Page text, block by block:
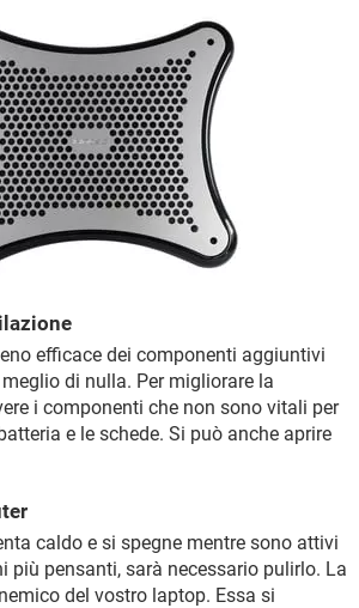
efficace dei componenti aggiuntivi
di nulla. Per migliorare la
i componenti che non sono vitali per
e le schede. Si può anche aprire
caldo e si spegne mentre sono attivi
più pensanti, sarà necessario pulirlo. La
del vostro laptop. Essa si